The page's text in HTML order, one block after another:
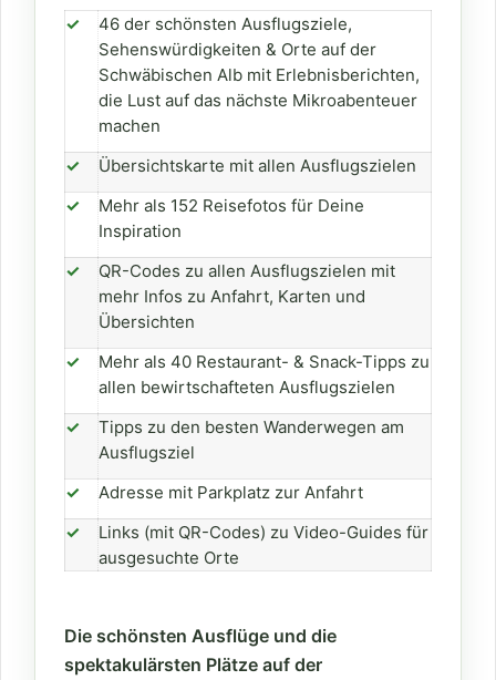
✓
46 der schönsten Ausflugsziele,
Sehenswürdigkeiten & Orte auf der
Schwäbischen Alb mit Erlebnisberichten,
die Lust auf das nächste Mikroabenteuer
machen
✓
Übersichtskarte mit allen Ausflugszielen
✓
Mehr als 152 Reisefotos für Deine
Inspiration
✓
QR-Codes zu allen Ausflugszielen mit
mehr Infos zu Anfahrt, Karten und
Übersichten
✓
Mehr als 40 Restaurant- & Snack-Tipps zu
allen bewirtschafteten Ausflugszielen
✓
Tipps zu den besten Wanderwegen am
Ausflugsziel
✓
Adresse mit Parkplatz zur Anfahrt
✓
Links (mit QR-Codes) zu Video-Guides für
ausgesuchte Orte
Die schönsten Ausflüge und die
spektakulärsten Plätze auf der